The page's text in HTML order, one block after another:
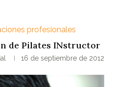
profesionales
de Pilates INstructor
16 de septiembre de 2012